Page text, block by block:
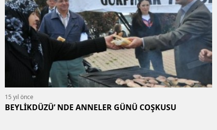
15 yıl önce
BEYLİKDÜZÜ’ NDE ANNELER GÜNÜ COŞKUSU